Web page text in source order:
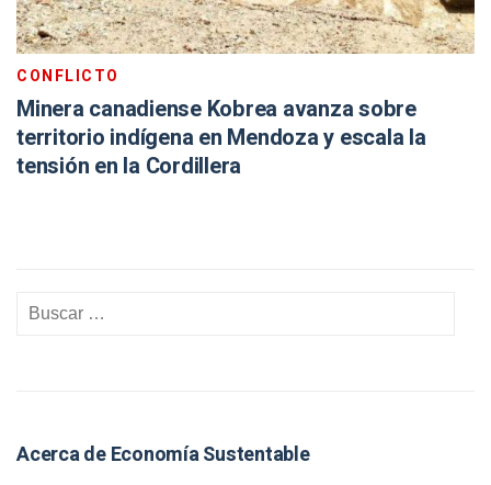
CONFLICTO
Minera canadiense Kobrea avanza sobre
territorio indígena en Mendoza y escala la
tensión en la Cordillera
Acerca de Economía Sustentable